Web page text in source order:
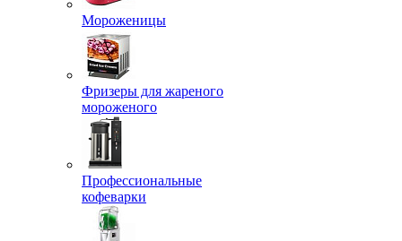
Мороженицы
Фризеры для жареного
мороженого
Профессиональные
кофеварки